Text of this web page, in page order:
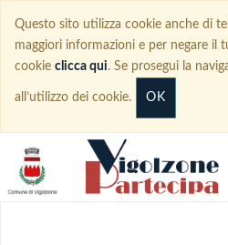
Questo sito utilizza cookie anche di
maggiori informazioni e per negare il
cookie clicca qui. Se prosegui la
all’utilizzo dei cookie. OK